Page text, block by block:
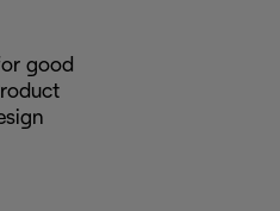
good